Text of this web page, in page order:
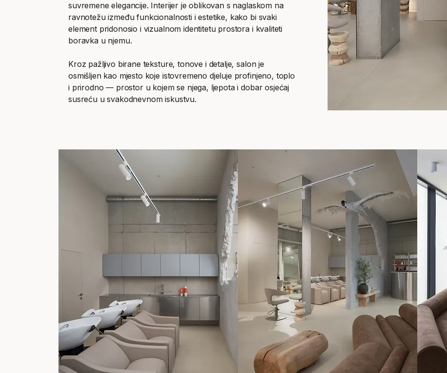
suvremene elegancije. Interijer je oblikovan s naglaskom na
ravnotežu između funkcionalnosti i estetike, kako bi svaki
element pridonosio i vizualnom identitetu prostora i kvaliteti
boravka u njemu.
Kroz pažljivo birane teksture, tonove i detalje, salon je
osmišljen kao mjesto koje istovremeno djeluje profinjeno, toplo
i prirodno — prostor u kojem se njega, ljepota i dobar osjećaj
susreću u svakodnevnom iskustvu.